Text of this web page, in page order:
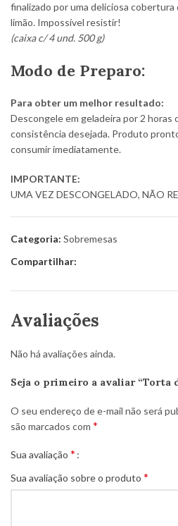
finalizado por uma deliciosa cobertura
limão. Impossível resistir!
(caixa c/ 4 und. 500 g)
Modo de Preparo:
Para obter um melhor resultado:
Descongele em geladeira por 2 horas
consistência desejada. Produto
consumir imediatamente.
IMPORTANTE:
UMA VEZ DESCONGELADO, NÃO
Categoria: Sobremesas
Compartilhar:
Avaliações
Não há avaliações ainda.
Seja o primeiro a avaliar “Torta
O seu endereço de e-mail não será
são marcados com *
Sua avaliação *
Sua avaliação sobre o produto *